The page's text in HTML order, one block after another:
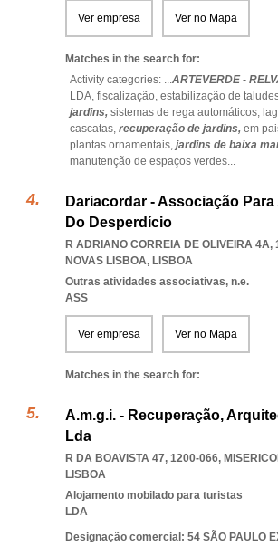
Ver empresa Ver no Mapa
Matches in the search for:
Activity categories: ...ARTEVERDE -
LDA, fiscalização, estabilização de
jardins, sistemas de rega automáticos,
cascatas, recuperação de jardins, em
plantas ornamentais, jardins de baixa
manutenção de espaços verdes...
Dariacordar - Associação
Do Desperdício
R ADRIANO CORREIA DE OLIVEIRA 4A,
NOVAS LISBOA, LISBOA
Outras atividades associativas, n.e.
ASS
Ver empresa Ver no Mapa
Matches in the search for:
A.m.g.i. - Recuperação,
Lda
R DA BOAVISTA 47, 1200-066,
LISBOA
Alojamento mobilado para turistas
LDA
Designação comercial: 54 SÃO PAULO